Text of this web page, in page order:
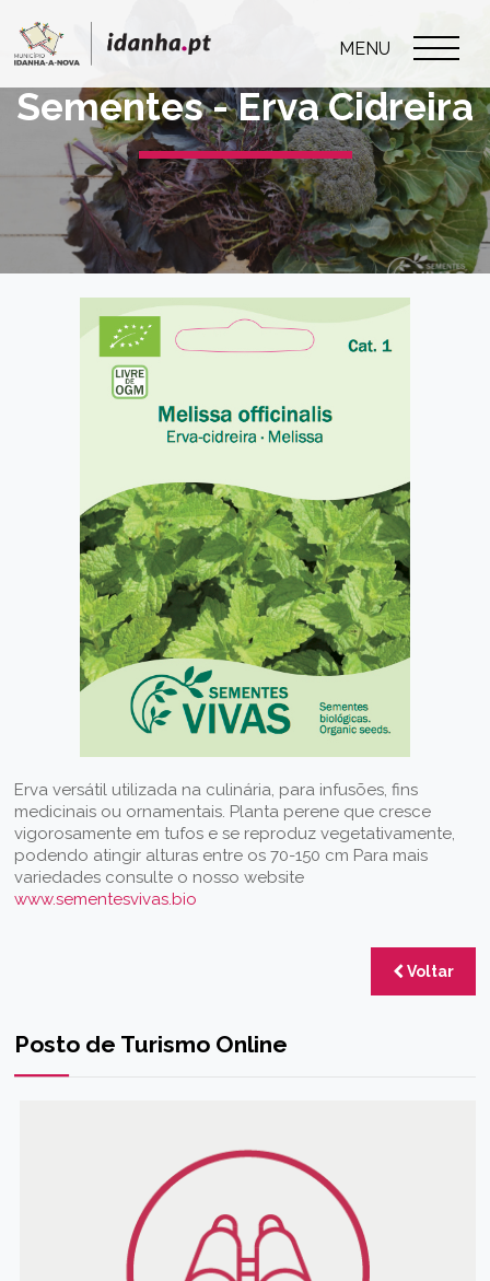
MENU
Sementes - Erva Cidreira
Erva versátil utilizada na culinária, para infusões, fins
medicinais ou ornamentais. Planta perene que cresce
vigorosamente em tufos e se reproduz vegetativamente,
podendo atingir alturas entre os 70-150 cm Para mais
variedades consulte o nosso website
www.sementesvivas.bio
Voltar
Posto de Turismo Online